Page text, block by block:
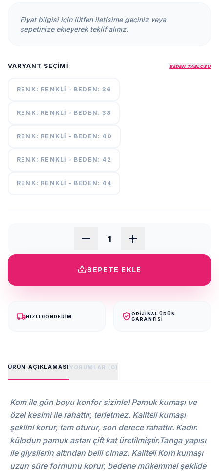
HAKKIMIZDA
call
7/24
537
55
Fiyat bilgisi için lütfen iletişime geçiniz veya
sepetinize ekleyerek teklif alınız.
VARYANT SEÇIMI BEDEN TABLOSU
RENK: RENKLI - BEDEN: 36
RENK: RENKLI - BEDEN: 38
RENK: RENKLI - BEDEN: 40
RENK: RENKLI - BEDEN: 42
RENK: RENKLI - BEDEN: 44
remove add
shopping_basketSEPETE EKLE
local_shippingHIZLI GÖNDERIM verified_user ORIJINAL ÜRÜN
GARANTISI
ÜRÜN AÇIKLAMASIYORUMLAR (0)
Kom ile gün boyu konfor sizinle! Pamuk kumaşı ve
özel kesimi ile rahattır, terletmez. Kaliteli kumaşı
şeklini korur, tam oturur, son derece rahattır. Kadın
külodun pamuk astarı çift kat üretilmiştir.Tanga yapısı
ile giysilerin altından belli olmaz. Kaliteli Kom kumaşı
uzun süre formunu korur, bedene mükemmel şekilde